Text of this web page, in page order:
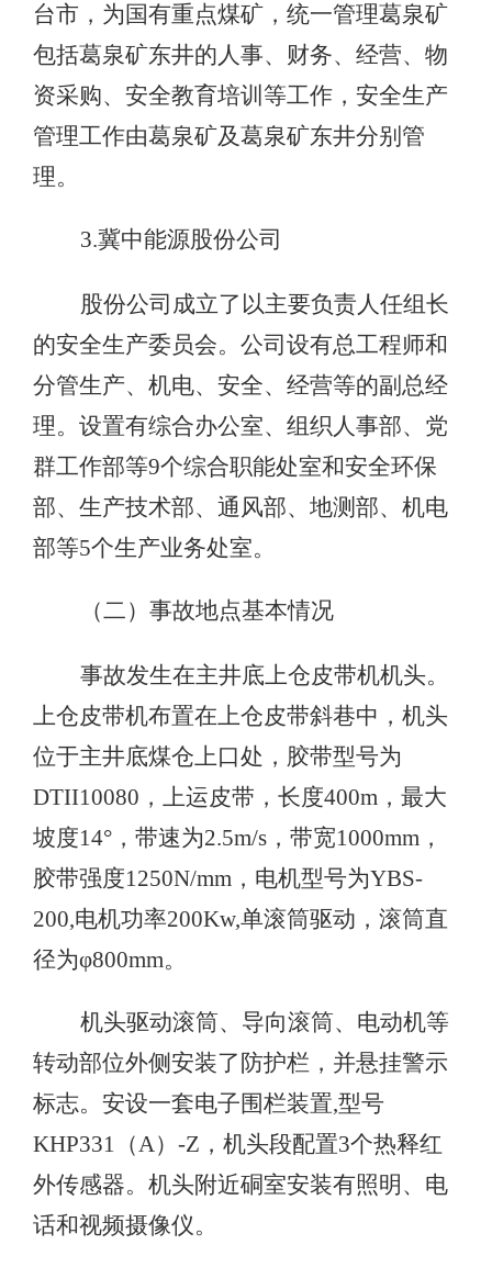
台市，为国有重点煤矿，统一管理葛泉矿
包括葛泉矿东井的人事、财务、经营、物
资采购、安全教育培训等工作，安全生产
管理工作由葛泉矿及葛泉矿东井分别管
理。
3.冀中能源股份公司
股份公司成立了以主要负责人任组长
的安全生产委员会。公司设有总工程师和
分管生产、机电、安全、经营等的副总经
理。设置有综合办公室、组织人事部、党
群工作部等9个综合职能处室和安全环保
部、生产技术部、通风部、地测部、机电
部等5个生产业务处室。
（二）事故地点基本情况
事故发生在主井底上仓皮带机机头。
上仓皮带机布置在上仓皮带斜巷中，机头
位于主井底煤仓上口处，胶带型号为
DTII10080，上运皮带，长度400m，最大
坡度14°，带速为2.5m/s，带宽1000mm，
胶带强度1250N/mm，电机型号为YBS-
200,电机功率200Kw,单滚筒驱动，滚筒直
径为φ800mm。
机头驱动滚筒、导向滚筒、电动机等
转动部位外侧安装了防护栏，并悬挂警示
标志。安设一套电子围栏装置,型号
KHP331（A）-Z，机头段配置3个热释红
外传感器。机头附近硐室安装有照明、电
话和视频摄像仪。